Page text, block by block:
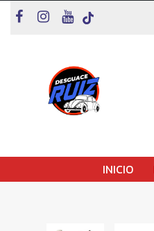
INICIO